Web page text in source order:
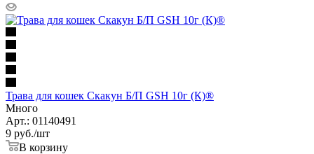
Трава для кошек Скакун Б/П GSH 10г (К)®
Много
Арт.: 01140491
9 руб./шт
В корзину